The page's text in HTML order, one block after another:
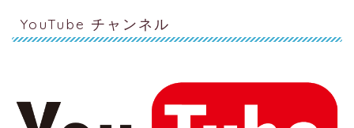
YouTube チャンネル